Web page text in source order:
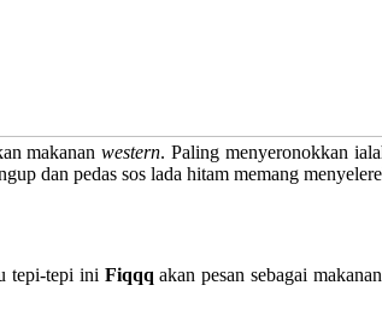
makananwestern. Paling menyeronokkan
dan pedas sos lada hitam memang
tepi-tepi ini Fiqqq akan pesan sebagai